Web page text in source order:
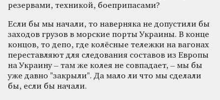
резервами, техникой, боеприпасами?
Если бы мы начали, то наверняка не допустили бы
заходов грузов в морские порты Украины. В конце
концов, то депо, где колёсные тележки на вагонах
переставляют для следования составов из Европы
на Украину – там же колея не совпадает, – мы бы
уже давно "закрыли". Да мало ли что мы сделали
бы, если бы начали.